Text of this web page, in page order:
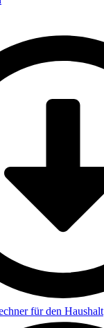
für den Haushalt